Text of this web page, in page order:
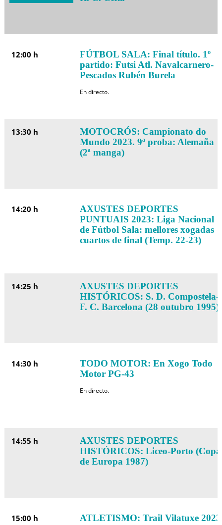
12:00 h
FÚTBOL SALA: Final título. 1º
partido: Futsi Atl. Navalcarnero-
Pescados Rubén Burela
En directo.
13:30 h
MOTOCRÓS: Campionato do
Mundo 2023. 9ª proba: Alemaña
(2ª manga)
14:20 h
AXUSTES DEPORTES
PUNTUAIS 2023: Liga Nacional
de Fútbol Sala: mellores xogadas
cuartos de final (Temp. 22-23)
14:25 h
AXUSTES DEPORTES
HISTÓRICOS: S. D. Compostela-
F. C. Barcelona (28 outubro 1995)
14:30 h
TODO MOTOR: En Xogo Todo
Motor PG-43
En directo.
14:55 h
AXUSTES DEPORTES
HISTÓRICOS: Liceo-Porto (Copa
de Europa 1987)
15:00 h ATLETISMO: Trail Vilatuxe 2023